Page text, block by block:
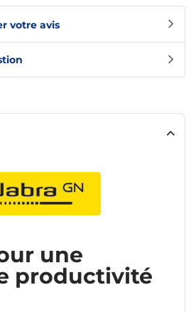
votre avis
une
productivité